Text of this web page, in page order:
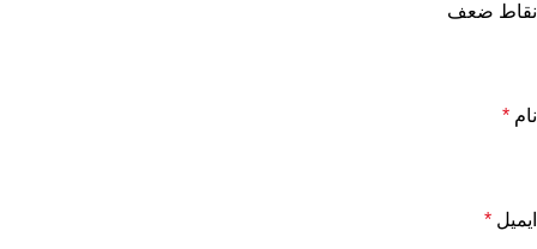
نقاط ضعف
نام *
ایمیل *